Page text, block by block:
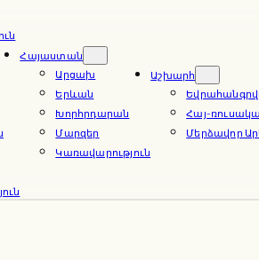
Հայաստան
Արցախ
Երևան
Խորհրդարան
Մարզեր
Կառավարություն
Աշխարհ
Հայ-
Մերձավոր